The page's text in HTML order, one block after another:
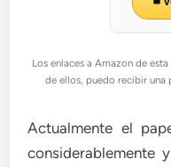
Los enlaces a Amazon de
de ellos, puedo recibir una
Actualmente el
considerablemente